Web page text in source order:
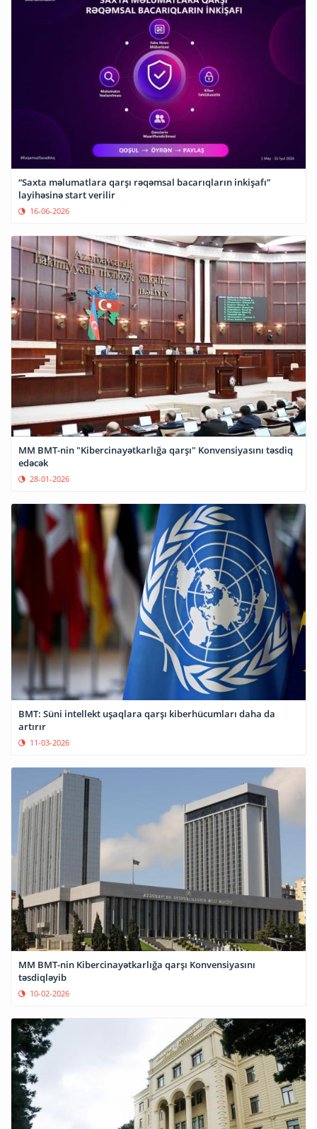
“Saxta məlumatlara qarşı rəqəmsal bacarıqların inkişafı”
layihəsinə start verilir
16-06-2026
MM BMT-nin "Kibercinayətkarlığa qarşı" Konvensiyasını təsdiq
edəcək
28-01-2026
BMT: Süni intellekt uşaqlara qarşı kiberhücumları daha da
artırır
11-03-2026
MM BMT-nin Kibercinayətkarlığa qarşı Konvensiyasını
təsdiqləyib
10-02-2026